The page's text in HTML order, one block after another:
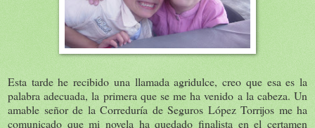
Esta tarde he recibido una llamada agridulce, creo que esa es la
palabra adecuada, la primera que se me ha venido a la cabeza. Un
amable señor de la Correduría de Seguros López Torrijos me ha
comunicado que mi novela ha quedado finalista en el certamen